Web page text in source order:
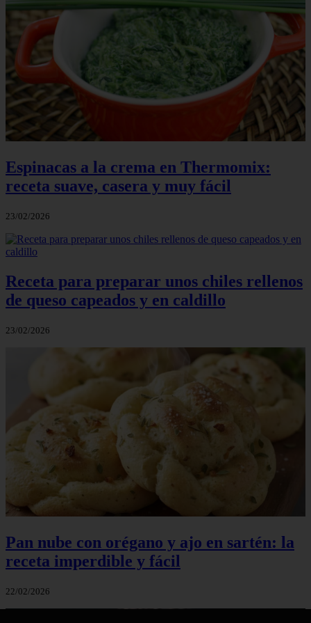
Espinacas a la crema en Thermomix:
receta suave, casera y muy fácil
23/02/2026
Receta para preparar unos chiles rellenos
de queso capeados y en caldillo
23/02/2026
Pan nube con orégano y ajo en sartén: la
receta imperdible y fácil
22/02/2026